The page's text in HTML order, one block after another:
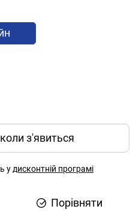
з'явиться
у дисконтній програмі
Порівняти